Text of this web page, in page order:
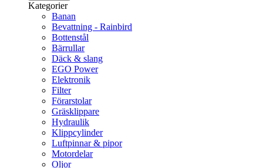
Kategorier
Banan
Bevattning - Rainbird
Bottenstål
Bärrullar
Däck & slang
EGO Power
Elektronik
Filter
Förarstolar
Gräsklippare
Hydraulik
Klippcylinder
Luftpinnar & pipor
Motordelar
Oljor